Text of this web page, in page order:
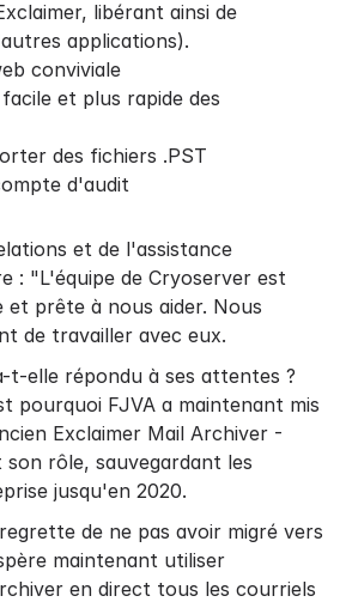
libérant ainsi de
applications).
conviviale
et plus rapide des
des fichiers .PST
d'audit
et de l'assistance
: "L'équipe de Cryoserver est
et prête à nous aider. Nous
de travailler avec eux.
t-elle répondu à ses attentes ?
pourquoi FJVA a maintenant mis
Exclaimer Mail Archiver -
rôle, sauvegardant les
jusqu'en 2020.
de ne pas avoir migré vers
maintenant utiliser
en direct tous les courriels